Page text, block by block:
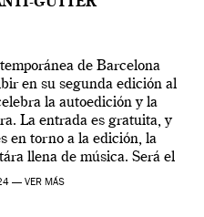
GUTTER
de Barcelona
en su segunda edición al
la autoedición y la
La entrada es gratuita, y
en torno a la edición, la
llena de música. Será el
— VER MÁS